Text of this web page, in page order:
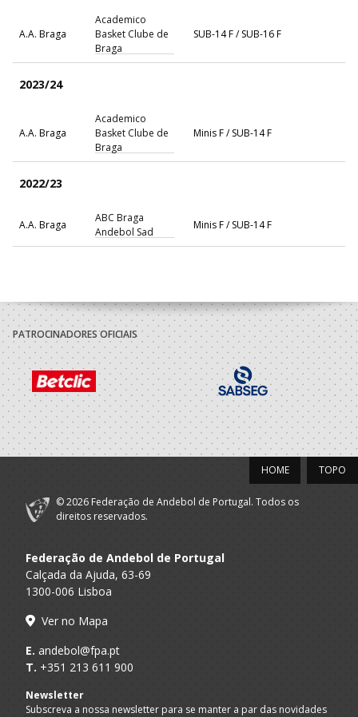
A.A. Braga
Academico
Basket Clube de
Braga
SUB-14 F / SUB-16 F
2023/24
A.A. Braga
Academico
Basket Clube de
Braga
Minis F / SUB-14 F
2022/23
A.A. Braga
ABC Braga
Andebol Sad
Minis F / SUB-14 F
A.A. Braga
ABC Braga
Andebol Sad
Minis F / SUB-13 F
PATROCINADORES OFICIAIS
TOPO
HOME
© 2026 Federação de Andebol de Portugal. Todos os
direitos reservados.
Federação de Andebol de Portugal
Calçada da Ajuda, 63-69
1300-006 Lisboa
Ver no Mapa
E. andebol@fpa.pt
T. +351 213 611 900
Newsletter
Subscreva a nossa newsletter para se manter a par das novidades